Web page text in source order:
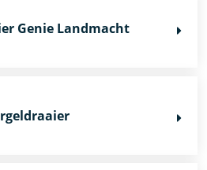
Genie Landmacht